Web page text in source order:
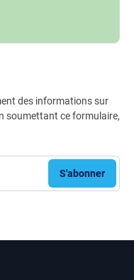
des informations sur
soumettant ce formulaire,
S'abonner